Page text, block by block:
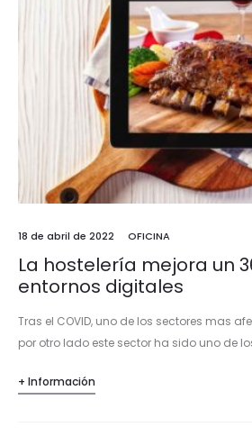
18 de abril de 2022 OFICINA
La hostelería mejora un
entornos digitales
Tras el COVID, uno de los sectores mas
por otro lado este sector ha sido uno de
+ Información